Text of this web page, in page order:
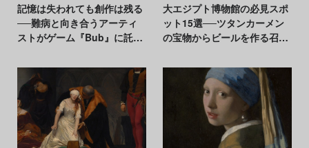
記憶は失われても創作は残る
──難病と向き合うアーティ
ストがゲーム『Bub』に託し
大エジプト博物館の必見スポ
ット15選──ツタンカーメン
の宝物からビールを作る召使